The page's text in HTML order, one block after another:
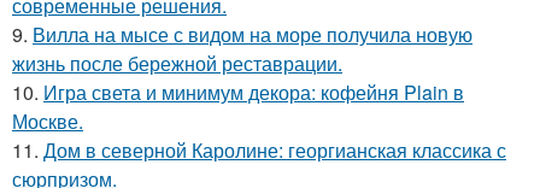
9. Вилла на мысе с видом на море получила новую
жизнь после бережной реставрации.
10. Игра света и минимум декора: кофейня Plain в
Москве.
11. Дом в северной Каролине: георгианская классика с
сюрпризом.